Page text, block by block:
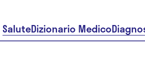
SaluteDizionario Medico